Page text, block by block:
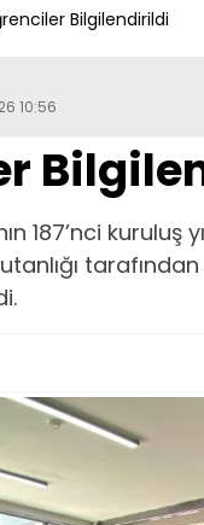
Bilgilendirildi
10:56
187’nci